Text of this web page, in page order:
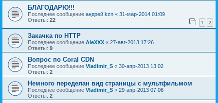
БЛАГОДАРЮ!!!
Последнее сообщение андрей kzn « 31-мар-2014 01:09
Ответы: 22 1 2
Закачка по HTTP
Последнее сообщение AleXXX « 27-авг-2013 17:26
Ответы: 9
Вопрос по Coral CDN
Последнее сообщение Vladimir_S « 30-апр-2013 13:02
Ответы: 2
Немного переделан вид страницы с мультфильмом
Последнее сообщение Vladimir_S « 29-апр-2013 07:06
Ответы: 2